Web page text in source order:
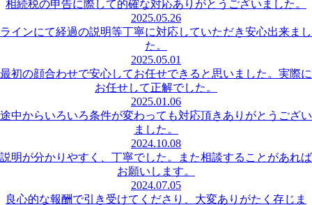
相続税の申告に際して的確な対応ありがとうございました。
2025.05.26
ラインにて経過の説明等丁寧に対応していただき安心出来まし
た。
2025.05.01
最初の顔合わせで安心してお任せできると思いました。実際に
お任せして正解でした。
2025.01.06
途中からいろいろ条件が変わっても対応頂きありがとうござい
ました。
2024.10.08
説明が分かりやすく、丁寧でした。また相談することがあれば
お願いします。
2024.07.05
良心的な報酬で引き受けてくださり、大変ありがたく存じま